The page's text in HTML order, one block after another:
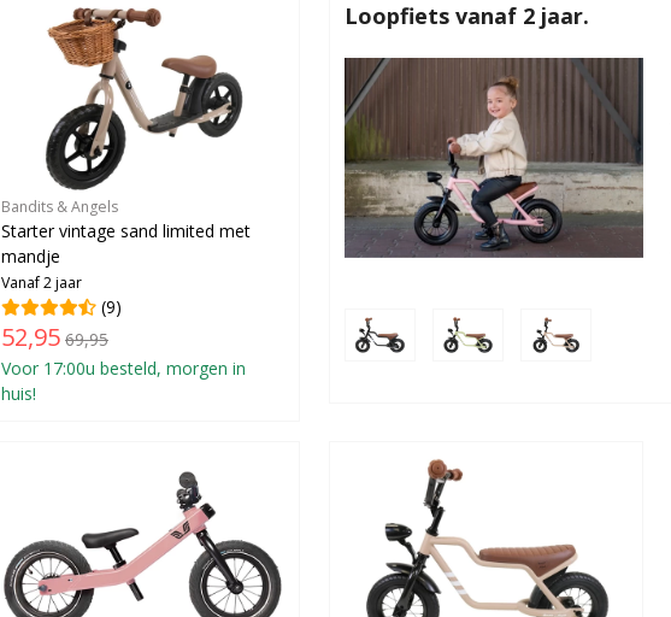
Bandits & Angels
Starter vintage sand limited met
mandje
Vanaf 2 jaar
(9)
52,95 69,95
Voor 17:00u besteld, morgen in
huis!
Loopfiets vanaf 2 jaar.